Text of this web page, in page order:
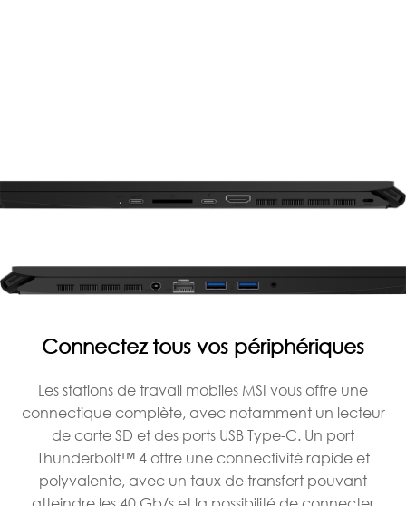
Connectez tous vos périphériques
Les stations de travail mobiles MSI vous offre une
connectique complète, avec notamment un lecteur
de carte SD et des ports USB Type-C. Un port
Thunderbolt™ 4 offre une connectivité rapide et
polyvalente, avec un taux de transfert pouvant